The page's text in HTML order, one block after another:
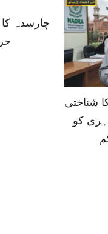
شناختی
کو
چارسدہ